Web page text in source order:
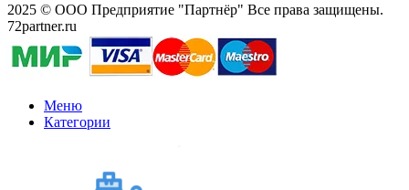
2025 © ООО Предприятие "Партнёр" Все права защищены.
72partner.ru
Меню
Категории